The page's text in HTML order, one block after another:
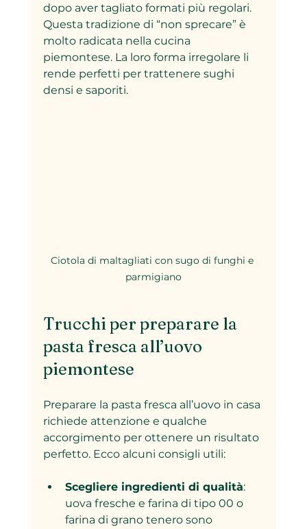
dopo aver tagliato formati più regolari.
Questa tradizione di “non sprecare” è
molto radicata nella cucina
piemontese. La loro forma irregolare li
rende perfetti per trattenere sughi
densi e saporiti.
Ciotola di maltagliati con sugo di funghi e
parmigiano
Trucchi per preparare la
pasta fresca all’uovo
piemontese
Preparare la pasta fresca all’uovo in casa
richiede attenzione e qualche
accorgimento per ottenere un risultato
perfetto. Ecco alcuni consigli utili:
Scegliere ingredienti di qualità:
uova fresche e farina di tipo 00 o
farina di grano tenero sono